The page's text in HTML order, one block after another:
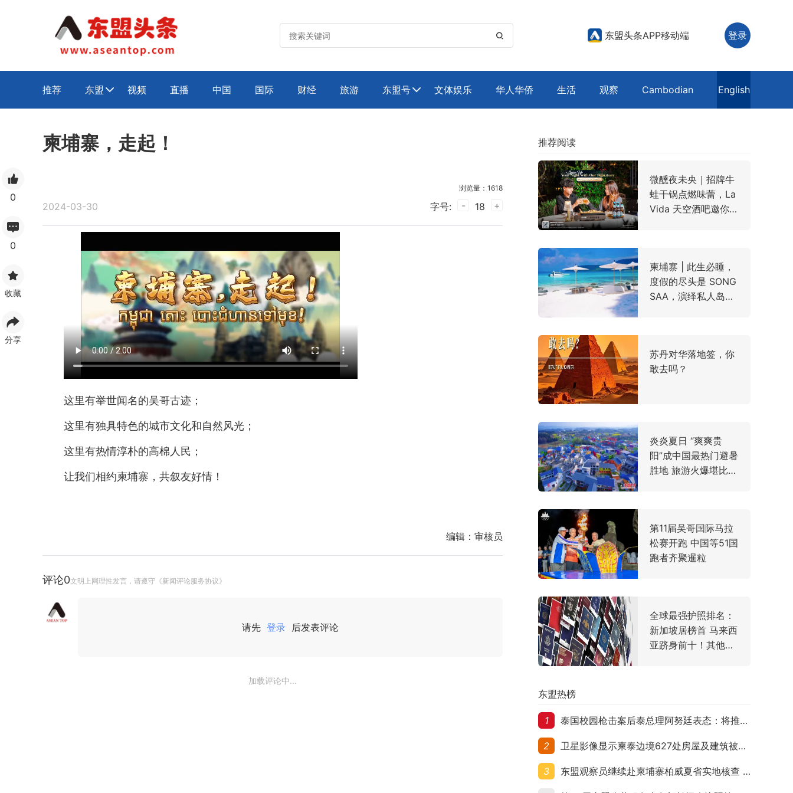
 东盟头条APP移动端 登录
推荐 东盟  视频 直播 中国 国际 财经 旅游 东盟号 文体娱乐 华人华侨 生活 观察 Cambodian English
0
0
收藏
分享
柬埔寨，走起！
浏览量：1618
2024-03-30 字号: - 18 +
这里有举世闻名的吴哥古迹；
这里有独具特色的城市文化和自然风光；
这里有热情淳朴的高棉人民；
让我们相约柬埔寨，共叙友好情！
编辑： 审核员
评论0文明上网理性发言，请遵守《新闻评论服务协议》
请先 登录 后发表评论
加载评论中...
推荐阅读
微醺夜未央｜招牌牛
蛙干锅点燃味蕾，La
Vida 天空酒吧邀你
柬埔寨 | 此生必睡，
度假的尽头是 SONG
SAA，演绎私人岛屿
苏丹对华落地签，你
敢去吗？
炎炎夏日 “爽爽贵
阳”成中国最热门避暑
胜地 旅游火爆堪比黄
第11届吴哥国际马拉
松赛开跑 中国等51国
跑者齐聚暹粒
全球最强护照排名：
新加坡居榜首 马来西
亚跻身前十！其他东
东盟热榜
1 泰国校园枪击案后泰总理阿努廷表态：将推动修法严控民众携枪
2 卫星影像显示柬泰边境627处房屋及建筑被夷平 人权组织呼吁保护平民财产
3 东盟观察员继续赴柬埔寨柏威夏省实地核查 走访遭袭柬埔寨平民村庄